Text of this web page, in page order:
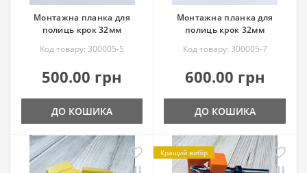
Монтажна планка для
полиць крок 32мм
Код товару: 300005-5
500.00 грн
ДО КОШИКА
Монтажна планка для
полиць крок 32мм
Код товару: 300005-7
600.00 грн
ДО КОШИКА
Кращий вибір